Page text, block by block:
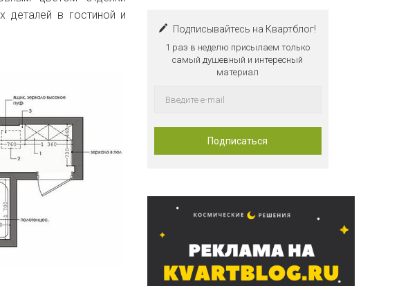
деталей в гостиной и
Подписывайтесь на Квартблог!
1 раз в неделю присылаем только
самый душевный и интересный
материал